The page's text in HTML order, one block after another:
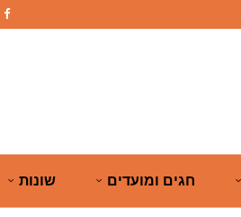
חגים ומועדים שונות